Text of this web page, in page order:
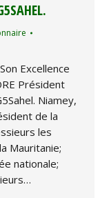
Excellence
Président
Niamey,
de la
les
Mauritanie;
nationale;